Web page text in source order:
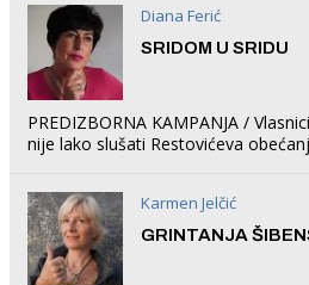
Diana Ferić
SRIDOM U SRIDU
PREDIZBORNA KAMPANJA /
nije lako slušati Restovićeva
Karmen Jelčić
GRINTANJA